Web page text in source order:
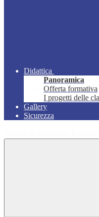
Didattica
Panoramica
Offerta formativa
I progetti delle
Gallery
Sicurezza